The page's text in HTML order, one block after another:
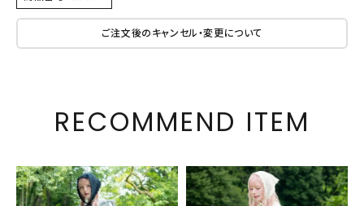
ご注文後のキャンセル・変更について
RECOMMEND ITEM